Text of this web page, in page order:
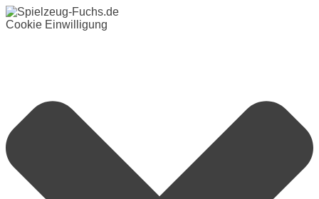
Cookie Einwilligung